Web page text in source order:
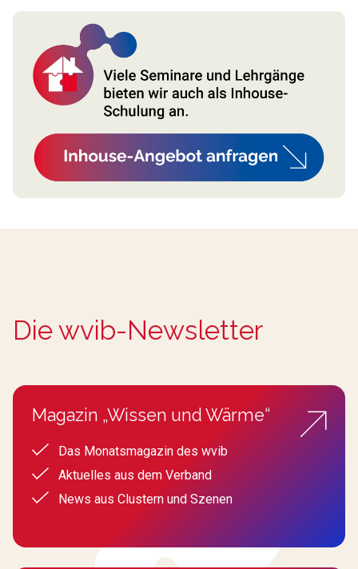
Die wvib-Newsletter
Magazin „Wissen und Wärme“
Das Monatsmagazin des wvib
Aktuelles aus dem Verband
News aus Clustern und Szenen